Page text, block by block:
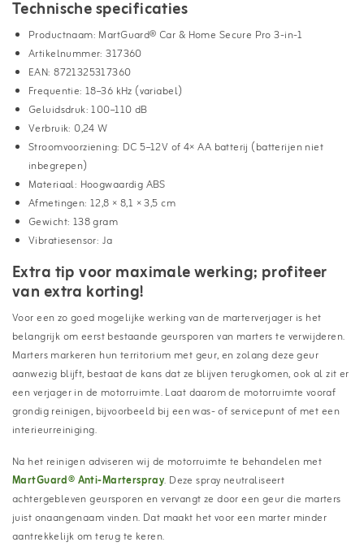
Technische specificaties
Productnaam: MartGuard® Car & Home Secure Pro 3-in-1
Artikelnummer: 317360
EAN: 8721325317360
Frequentie: 18–36 kHz (variabel)
Geluidsdruk: 100–110 dB
Verbruik: 0,24 W
Stroomvoorziening: DC 5–12V of 4× AA batterij (batterijen niet
inbegrepen)
Materiaal: Hoogwaardig ABS
Afmetingen: 12,8 × 8,1 × 3,5 cm
Gewicht: 138 gram
Vibratiesensor: Ja
Extra tip voor maximale werking; profiteer
van extra korting!
Voor een zo goed mogelijke werking van de marterverjager is het
belangrijk om eerst bestaande geursporen van marters te verwijderen.
Marters markeren hun territorium met geur, en zolang deze geur
aanwezig blijft, bestaat de kans dat ze blijven terugkomen, ook al zit er
een verjager in de motorruimte. Laat daarom de motorruimte vooraf
grondig reinigen, bijvoorbeeld bij een was- of servicepunt of met een
interieurreiniging.
Na het reinigen adviseren wij de motorruimte te behandelen met
MartGuard® Anti-Marterspray. Deze spray neutraliseert
achtergebleven geursporen en vervangt ze door een geur die marters
juist onaangenaam vinden. Dat maakt het voor een marter minder
aantrekkelijk om terug te keren.